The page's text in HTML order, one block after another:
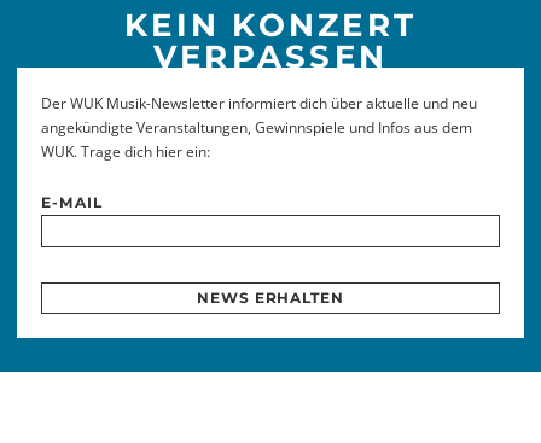
KEIN KONZERT
VERPASSEN
Der WUK Musik-Newsletter informiert dich über aktuelle und neu
angekündigte Veranstaltungen, Gewinnspiele und Infos aus dem
WUK. Trage dich hier ein:
E-MAIL
NEWS ERHALTEN